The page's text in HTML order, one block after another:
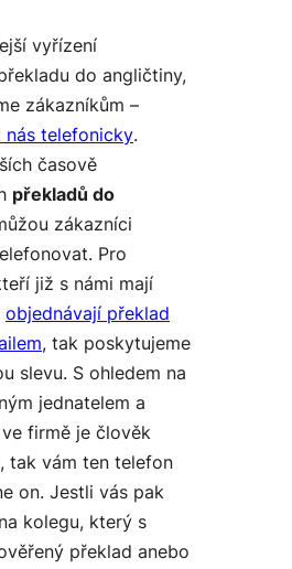
vyřízení
do angličtiny,
zákazníkům –
telefonicky.
časově
překladů do
zákazníci
Pro
již s námi mají
objednávají překlad
, tak poskytujeme
slevu. S ohledem na
jednatelem a
firmě je člověk
tak vám ten telefon
on. Jestli vás pak
kolegu, který s
překlad anebo